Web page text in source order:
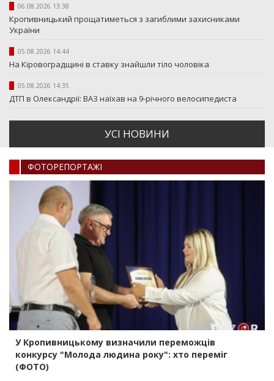
06.08.2026 13:38
Кропивницький прощатиметься з загиблими захисниками
України
05.08.2026 14:44
На Кіровоградщині в ставку знайшли тіло чоловіка
05.08.2026 14:35
ДТП в Олександрії: ВАЗ наїхав на 9-річного велосипедиста
УСI НОВИНИ
ФОТОРЕПОРТАЖI
У Кропивницькому визначили переможців
конкурсу "Молода людина року": хто переміг
(ФОТО)